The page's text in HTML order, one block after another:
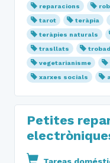
reparacions
tarot
teràpia
teràpies naturals
trasllats
vegetarianisme
xarxes socials
Petites